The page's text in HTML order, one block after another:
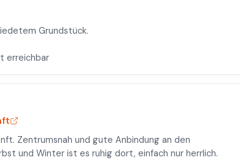
Grundstück.
erreichbar
Zentrumsnah und gute Anbindung an den
und Winter ist es ruhig dort, einfach nur herrlich.